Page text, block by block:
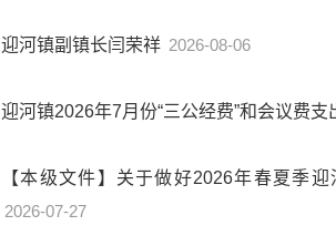
迎河镇副镇长闫荣祥 2026-08-06
迎河镇2026年7月份“三公经费”和会议费支
【本级文件】关于做好2026年春夏季
2026-07-27